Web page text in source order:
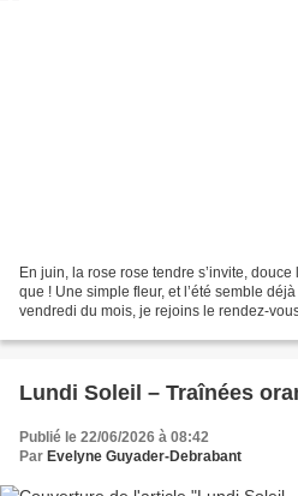
En juin, la rose rose tendre s’invite,
que ! Une simple fleur, et l’été semble
vendredi du mois, je rejoins le
Lundi Soleil – Traînées
Publié le 22/06/2026 à 08:42
Par Evelyne Guyader-Debrabant